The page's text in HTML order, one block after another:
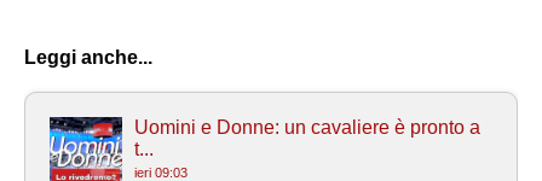
Leggi anche...
Uomini e Donne: un cavaliere è pronto a
t...
ieri 09:03